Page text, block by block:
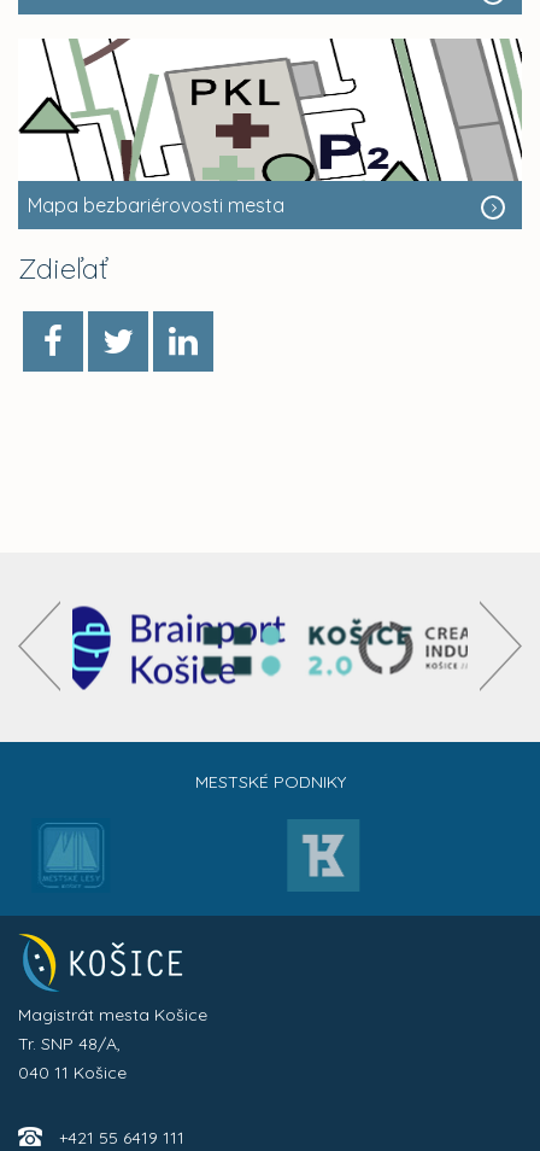
Mapa bezbariérovosti mesta
Zdieľať
MESTSKÉ PODNIKY
Magistrát mesta Košice
Tr. SNP 48/A,
040 11 Košice
+421 55 6419 111